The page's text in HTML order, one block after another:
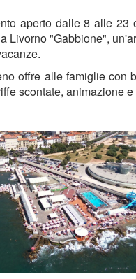
aperto dalle 8 alle 23
Livorno "Gabbione",
offre alle famiglie con
scontate, animazione